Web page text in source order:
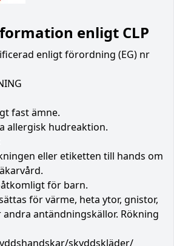
enligt CLP
enligt förordning (EG) nr
fast ämne.
allergisk hudreaktion.
eller etiketten till hands om
för barn.
för värme, heta ytor, gnistor,
antändningskällor. Rökning
skyddskläder/